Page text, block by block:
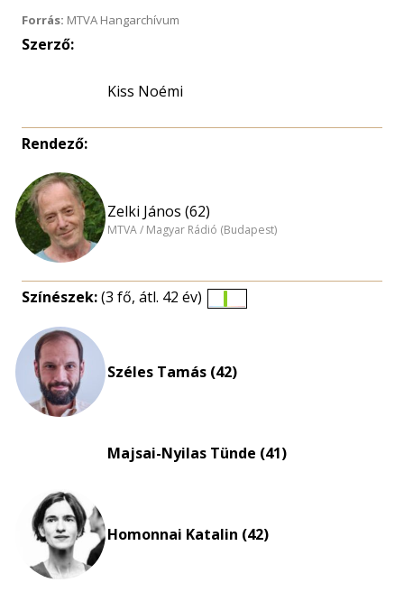
Forrás: MTVA Hangarchívum
Szerző:
Kiss Noémi
Rendező:
Zelki János (62)
MTVA / Magyar Rádió (Budapest)
Színészek:(3 fő, átl. 42 év)
Széles Tamás (42)
Majsai-Nyilas Tünde (41)
Homonnai Katalin (42)